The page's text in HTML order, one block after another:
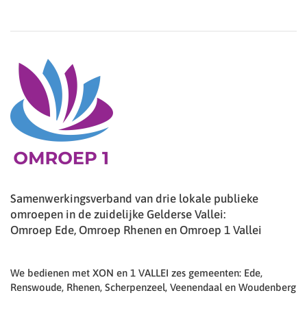
Samenwerkingsverband van drie lokale publieke
omroepen in de zuidelijke Gelderse Vallei:
Omroep Ede, Omroep Rhenen en Omroep 1 Vallei
We bedienen met XON en 1 VALLEI zes gemeenten: Ede,
Renswoude, Rhenen, Scherpenzeel, Veenendaal en Woudenberg